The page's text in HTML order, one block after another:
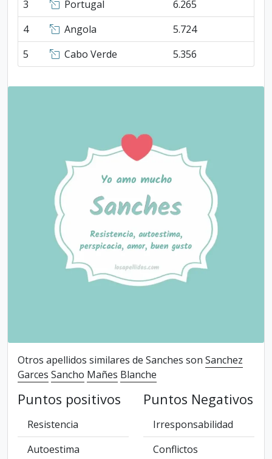
3
Portugal
6.265
4
Angola
5.724
5
Cabo Verde 5.356
Otros apellidos similares de Sanches son Sanchez
Garces Sancho Mañes Blanche
Puntos positivos
Resistencia
Autoestima
Puntos Negativos
Irresponsabilidad
Conflictos